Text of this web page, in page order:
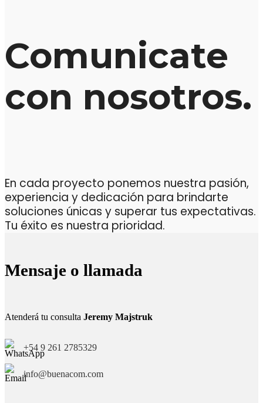
Comunicate
con nosotros.
En cada proyecto ponemos nuestra pasión,
experiencia y dedicación para brindarte
soluciones únicas y superar tus expectativas.
Tu éxito es nuestra prioridad.
Mensaje o llamada
Atenderá tu consulta Jeremy Majstruk
+54 9 261 2785329
info@buenacom.com